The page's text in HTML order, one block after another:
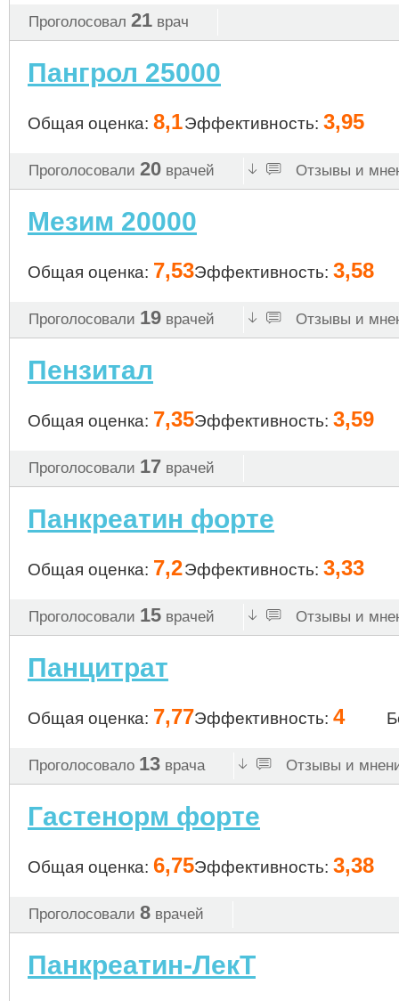
Проголосовал 21 врач
Пангрол 25000
Общая оценка: 8,1Эффективность: 3,95
Проголосовали 20 врачей Отзывы и
Мезим 20000
Общая оценка: 7,53Эффективность: 3,58
Проголосовали 19 врачей Отзывы и
Пензитал
Общая оценка: 7,35Эффективность: 3,59
Проголосовали 17 врачей
Панкреатин форте
Общая оценка: 7,2Эффективность: 3,33
Проголосовали 15 врачей Отзывы и
Панцитрат
Общая оценка: 7,77Эффективность: 4
Проголосовало 13 врача Отзывы и
Гастенорм форте
Общая оценка: 6,75Эффективность: 3,38
Проголосовали 8 врачей
Панкреатин-ЛекТ